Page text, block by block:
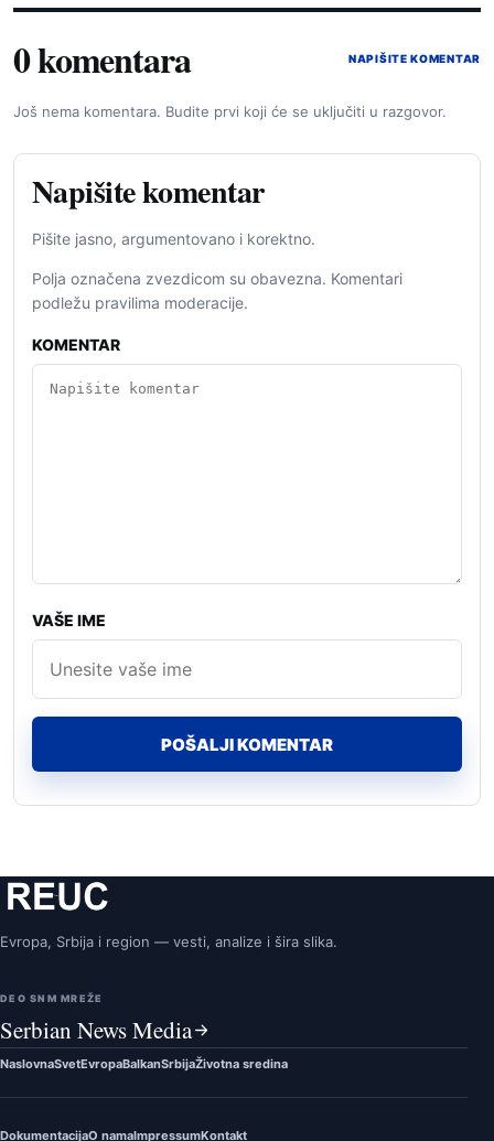
0 komentara NAPIŠITE KOMENTAR
Još nema komentara. Budite prvi koji će se uključiti u razgovor.
Napišite komentar
Pišite jasno, argumentovano i korektno.
Polja označena zvezdicom su obavezna. Komentari
podležu pravilima moderacije.
KOMENTAR
VAŠE IME
Evropa, Srbija i region — vesti, analize i šira slika.
DEO SNM MREŽE
Serbian News Media
NaslovnaSvetEvropaBalkanSrbijaŽivotna sredina
DokumentacijaO namaImpressumKontakt